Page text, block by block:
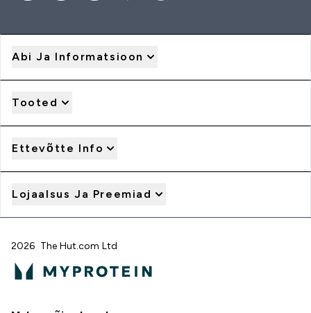
Abi Ja Informatsioon
Tooted
Ettevõtte Info
Lojaalsus Ja Preemiad
2026 The Hut.com Ltd